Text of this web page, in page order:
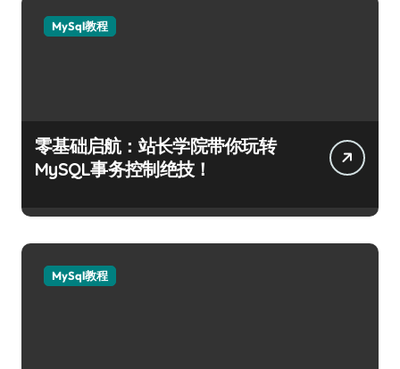
MySql教程
零基础启航：站长学院带你玩转
MySQL事务控制绝技！
MySql教程